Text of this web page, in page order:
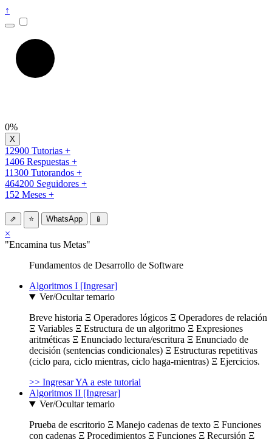
↑
0%
12900 Tutorias +
1406 Respuestas +
11300 Tutorandos +
464200 Seguidores +
152 Meses +
⇗ ⭐ WhatsApp 📱
×
"Encamina tus Metas"
Fundamentos de Desarrollo de Software
Algoritmos I [Ingresar]
Ver/Ocultar temario
Breve historia Ξ Operadores lógicos Ξ Operadores de relación
Ξ Variables Ξ Estructura de un algoritmo Ξ Expresiones
aritméticas Ξ Enunciado lectura/escritura Ξ Enunciado de
decisión (sentencias condicionales) Ξ Estructuras repetitivas
(ciclo para, ciclo mientras, ciclo haga-mientras) Ξ Ejercicios.
>> Ingresar YA a este tutorial
Algoritmos II [Ingresar]
Ver/Ocultar temario
Prueba de escritorio Ξ Manejo cadenas de texto Ξ Funciones
con cadenas Ξ Procedimientos Ξ Funciones Ξ Recursión Ξ